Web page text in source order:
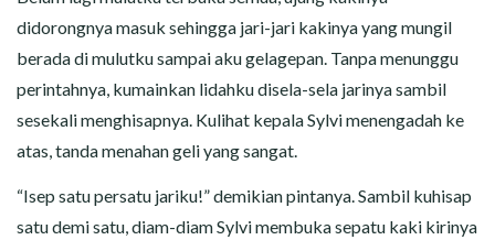
didorongnya masuk sehingga jari-jari kakinya yang mungil
berada di mulutku sampai aku gelagepan. Tanpa menunggu
perintahnya, kumainkan lidahku disela-sela jarinya sambil
sesekali menghisapnya. Kulihat kepala Sylvi menengadah ke
atas, tanda menahan geli yang sangat.
“Isep satu persatu jariku!” demikian pintanya. Sambil kuhisap
satu demi satu, diam-diam Sylvi membuka sepatu kaki kirinya